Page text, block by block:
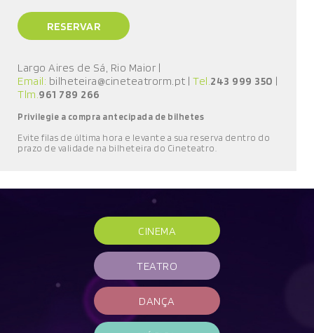
RESERVAR
Largo Aires de Sá, Rio Maior |
Email: bilheteira@cineteatrorm.pt | Tel.243 999 350 |
Tlm.961 789 266
Privilegie a compra antecipada de bilhetes
Evite filas de última hora e levante a sua reserva dentro do
prazo de validade na bilheteira do Cineteatro.
CINEMA
TEATRO
DANÇA